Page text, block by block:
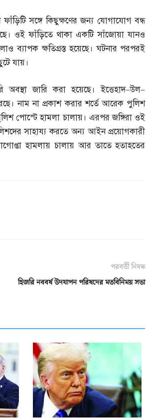
সঙ্গে কিছুক্ষণের জন্য যোগাযোগ বন্ধ
ওই ফাঁড়িতে থাকা একটি সাঁজোয়া যানও
ব্যাপক ক্ষতিগ্রস্ত হয়েছে। ঘটনার পরপরই
যায়।
জারি করা হয়েছে। ইত্তেহাদ–উল–
নাম না প্রকাশ করার শর্তে আরেক পুলিশ
পোস্টে হামলা চালায়। এরপর জঙ্গিরা ওই
সাহায্য করতে অন্য আইন প্রয়োগকারী
হামলায় চালায় আর তাতে হতাহতের
পরবর্তী নিবন্ধ
হিজরি নববর্ষ উদযাপন পরিষদের মতবিনিময় সভা